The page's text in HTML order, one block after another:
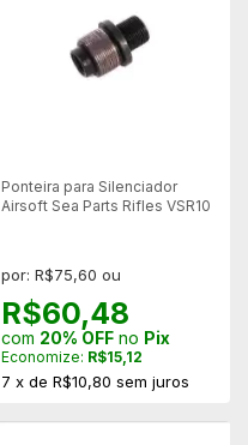
Ponteira para Silenciador
Airsoft Sea Parts Rifles VSR10
por: R$75,60 ou
R$60,48
com 20% OFFno Pix
Economize: R$15,12
7 x de R$10,80 sem juros